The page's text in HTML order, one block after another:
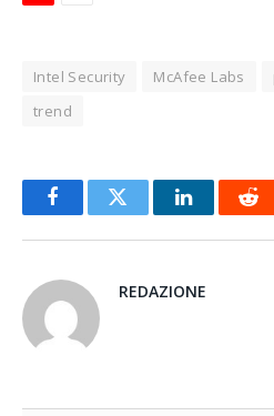
Intel Security McAfee Labs
trend
FacebookTwitter LinkedIn
REDAZIONE